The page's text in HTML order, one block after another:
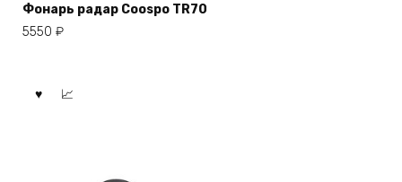
Фонарь радар Coospo TR70
5550 ₽